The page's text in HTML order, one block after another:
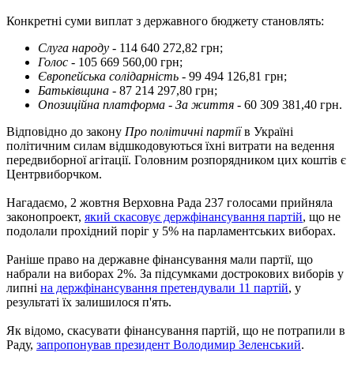
Конкретні суми виплат з державного бюджету становлять:
Слуга народу - 114 640 272,82 грн;
Голос - 105 669 560,00 грн;
Європейська солідарність - 99 494 126,81 грн;
Батьківщина - 87 214 297,80 грн;
Опозиційна платформа - За життя - 60 309 381,40 грн.
Відповідно до закону Про політичні партіїв Україні
політичним силам відшкодовуються їхні витрати на ведення
передвиборної агітації. Головним розпорядником цих коштів є
Центрвиборчком.
Нагадаємо, 2 жовтня Верховна Рада 237 голосами прийняла
законопроект, який скасовує держфінансування партій, що не
подолали прохідний поріг у 5% на парламентських виборах.
Раніше право на державне фінансування мали партії, що
набрали на виборах 2%. За підсумками дострокових виборів у
липні на держфінансування претендували 11 партій, у
результаті їх залишилося п'ять.
Як відомо, скасувати фінансування партій, що не потрапили в
Раду, запропонував президент Володимир Зеленський.